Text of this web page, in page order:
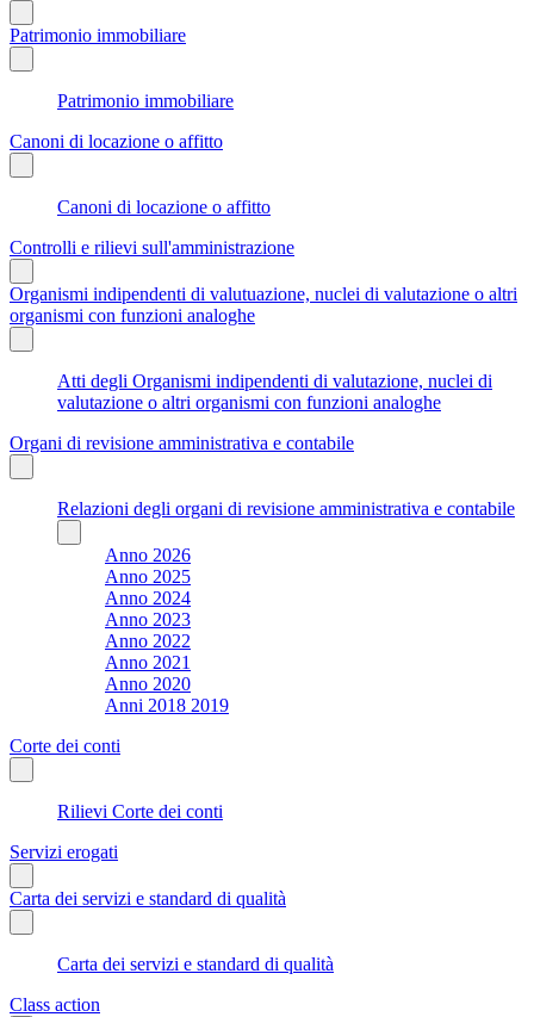
Patrimonio immobiliare
Patrimonio immobiliare
Canoni di locazione o affitto
Canoni di locazione o affitto
Controlli e rilievi sull'amministrazione
Organismi indipendenti di valutuazione, nuclei di valutazione o altri
organismi con funzioni analoghe
Atti degli Organismi indipendenti di valutazione, nuclei di
valutazione o altri organismi con funzioni analoghe
Organi di revisione amministrativa e contabile
Relazioni degli organi di revisione amministrativa e contabile
Anno 2026
Anno 2025
Anno 2024
Anno 2023
Anno 2022
Anno 2021
Anno 2020
Anni 2018 2019
Corte dei conti
Rilievi Corte dei conti
Servizi erogati
Carta dei servizi e standard di qualità
Carta dei servizi e standard di qualità
Class action